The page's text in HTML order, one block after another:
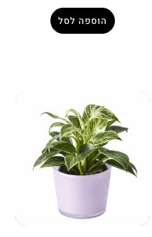
הוספה לסל